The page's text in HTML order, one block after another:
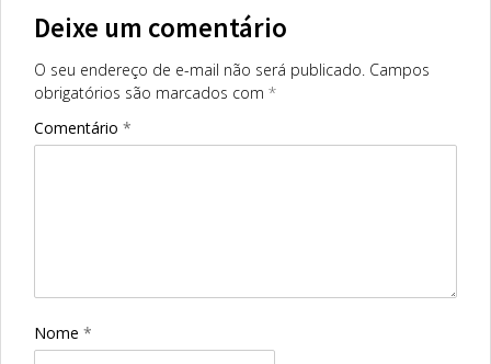
Deixe um comentário
O seu endereço de e-mail não será publicado. Campos
obrigatórios são marcados com *
Comentário *
Nome *